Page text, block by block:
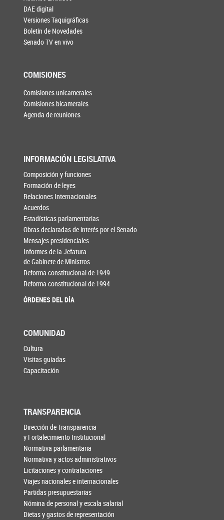
DAE digital
Versiones Taquigráficas
Boletín de Novedades
Senado TV en vivo
COMISIONES
Comisiones unicamerales
Comisiones bicamerales
Agenda de reuniones
INFORMACIÓN LEGISLATIVA
Composición y funciones
Formación de leyes
Relaciones Internacionales
Acuerdos
Estadísticas parlamentarias
Obras declaradas de interés por el Senado
Mensajes presidenciales
Informes de la Jefatura
de Gabinete de Ministros
Reforma constitucional de 1949
Reforma constitucional de 1994
ÓRDENES DEL DÍA
COMUNIDAD
Cultura
Visitas guiadas
Capacitación
TRANSPARENCIA
Dirección de Transparencia
y Fortalecimiento Institucional
Normativa parlamentaria
Normativa y actos administrativos
Licitaciones y contrataciones
Viajes nacionales e internacionales
Partidas presupuestarias
Nómina de personal y escala salarial
Dietas y gastos de representación